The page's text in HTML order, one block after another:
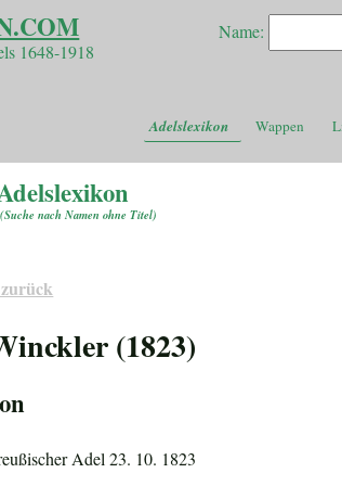
1648-1918
Name:
Adelslexikon Wappen
Suche nach Namen ohne Titel)
(1823)
Adel 23. 10. 1823